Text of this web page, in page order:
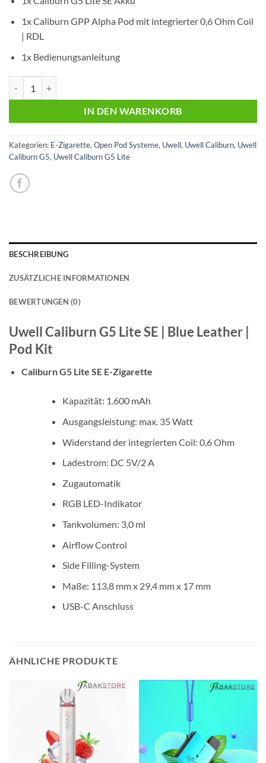
1x Caliburn GPP Alpha Pod mit integrierter 0,6 Ohm Coil
| RDL
1x Bedienungsanleitung
IN DEN WARENKORB
Kategorien: E-Zigarette,Open Pod Systeme, Uwell, Uwell Caliburn, Uwell
Caliburn G5, Uwell Caliburn G5 Lite
BESCHREIBUNG
ZUSÄTZLICHE INFORMATIONEN
BEWERTUNGEN (0)
Uwell Caliburn G5 Lite SE | Blue Leather |
Pod Kit
Caliburn G5 Lite SE E-Zigarette
Kapazität: 1.600 mAh
Ausgangsleistung: max. 35 Watt
Widerstand der integrierten Coil: 0,6 Ohm
Ladestrom: DC 5V/2 A
Zugautomatik
RGB LED-Indikator
Tankvolumen: 3,0 ml
Airflow Control
Side Filling-System
Maße: 113,8 mm x 29,4 mm x 17 mm
USB-C Anschluss
ÄHNLICHE PRODUKTE